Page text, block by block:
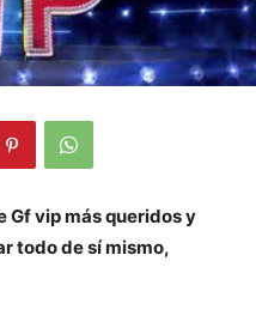
Gf vip más queridos y
todo de sí mismo,